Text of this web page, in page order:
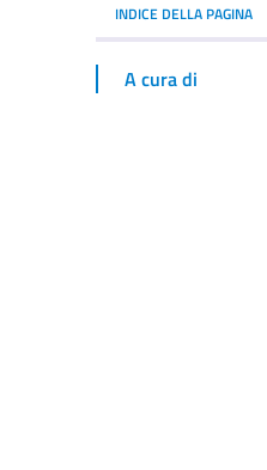
INDICE DELLA PAGINA
A cura di